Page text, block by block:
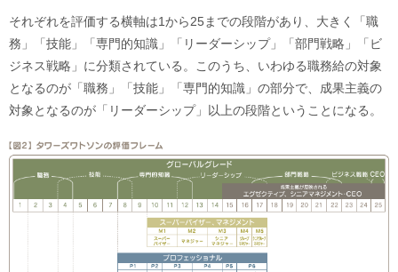
それぞれを評価する横軸は1から25までの段階があり、大きく「職
務」「技能」「専門的知識」「リーダーシップ」「部門戦略」「ビ
ジネス戦略」に分類されている。このうち、いわゆる職務給の対象
となるのが「職務」「技能」「専門的知識」の部分で、成果主義の
対象となるのが「リーダーシップ」以上の段階ということになる。